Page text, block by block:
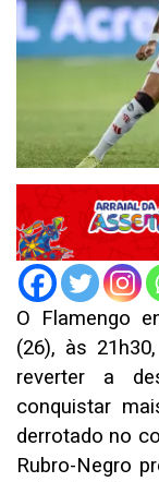
O Flamengo
(26), às
reverter a
conquistar
derrotado no
Rubro-Negro